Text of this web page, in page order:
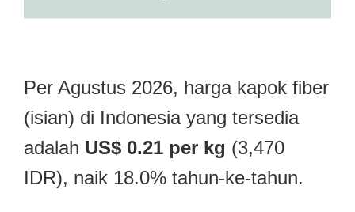
Per Agustus 2026, harga kapok fiber
(isian) di Indonesia yang tersedia
adalah US$ 0.21 per kg (3,470
IDR), naik 18.0% tahun-ke-tahun.